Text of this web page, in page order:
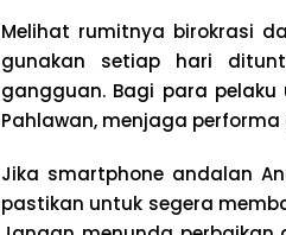
Melihat rumitnya birokrasi
gunakan setiap hari
gangguan. Bagi para
Pahlawan, menjaga
Jika smartphone andalan
pastikan untuk segera